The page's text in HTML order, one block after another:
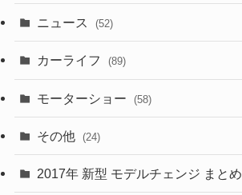
(43)
(6)
(9)
(28)
(27)
(26)
ニュース (52)
カーライフ (89)
モーターショー (58)
その他 (24)
2017年 新型 モデルチェンジ まとめ